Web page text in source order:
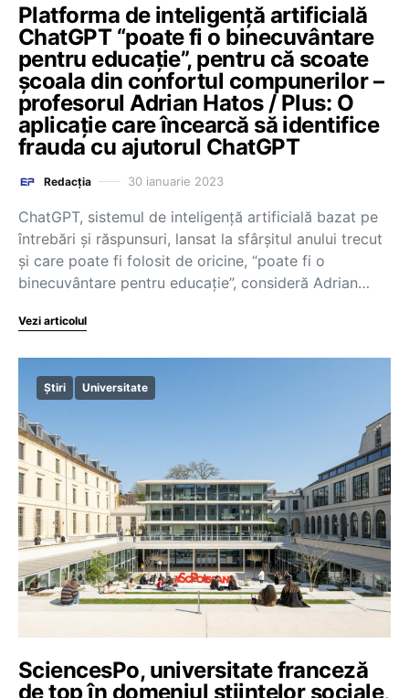
Platforma de inteligență artificială
ChatGPT “poate fi o binecuvântare
pentru educație”, pentru că scoate
școala din confortul compunerilor –
profesorul Adrian Hatos / Plus: O
aplicație care încearcă să identifice
frauda cu ajutorul ChatGPT
Redacția 30 ianuarie 2023
ChatGPT, sistemul de inteligență artificială bazat pe
întrebări și răspunsuri, lansat la sfârșitul anului trecut
și care poate fi folosit de oricine, “poate fi o
binecuvântare pentru educație”, consideră Adrian…
Vezi articolul
Știri Universitate
SciencesPo, universitate franceză
de top în domeniul științelor sociale,